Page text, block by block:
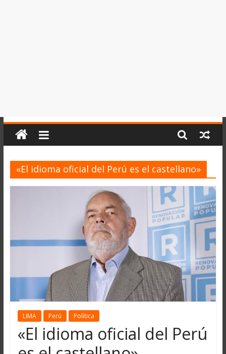
«El idioma oficial del Perú es el castellano»
LIMA Perú Política
«El idioma oficial del Perú